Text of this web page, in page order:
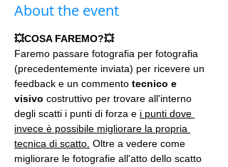
About the event
💥COSA FAREMO?💥
Faremo passare fotografia per fotografia
(precedentemente inviata) per ricevere un
feedback e un commento tecnico e
visivo costruttivo per trovare all'interno
degli scatti i punti di forza e i punti dove
invece è possibile migliorare la propria
tecnica di scatto. Oltre a vedere come
migliorare le fotografie all'atto dello scatto